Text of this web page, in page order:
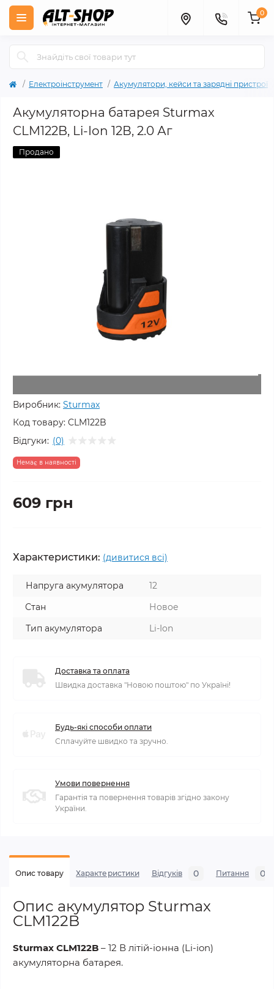
0
Електроінструмент Акумулятори, кейси та зарядні пристрої
Акумуляторна батарея Sturmax
CLM122B, Li-Ion 12В, 2.0 Аг
Продано
Виробник: Sturmax
Код товару: CLM122B
Відгуки: (0)
Немає в наявності
609 грн
Характеристики: (дивитися всі)
Напруга акумулятора
12
Стан
Новое
Тип акумулятора
Li-Ion
Доставка та оплата
Швидка доставка "Новою поштою" по Україні!
Будь-які способи оплати
Сплачуйте швидко та зручно.
Умови повернення
Гарантія та повернення товарів згідно закону
України.
Опис товару Характеристики Відгуків 0 Питання 0
Опис акумулятор Sturmax
CLM122B
Sturmax CLM122B – 12 В літій-іонна (Li-ion)
акумуляторна батарея.